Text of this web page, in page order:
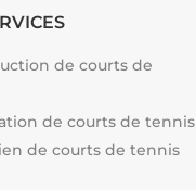
de courts de
de courts de tennis
de courts de tennis